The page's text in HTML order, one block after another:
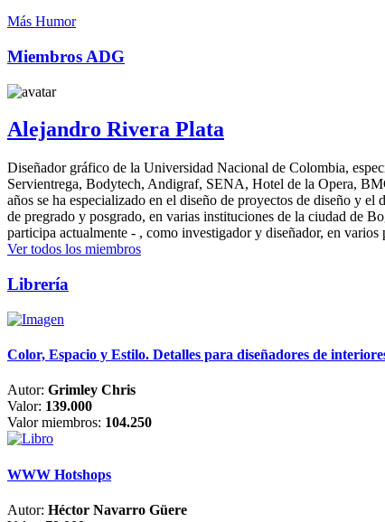
Más Humor
Miembros ADG
Alejandro Rivera Plata
Diseñador gráfico de la Universidad Nacional de Colombia,
Servientrega, Bodytech, Andigraf, SENA, Hotel de la Opera,
años se ha especializado en el diseño de proyectos de diseño y
de pregrado y posgrado, en varias instituciones de la ciudad de
participa actualmente - , como investigador y diseñador, en
Ver todos los miembros
Librería
Color, Espacio y Estilo. Detalles para diseñadores de
Autor: Grimley Chris
Valor: 139.000
Valor miembros: 104.250
WWW Hotshops
Autor: Héctor Navarro Güere